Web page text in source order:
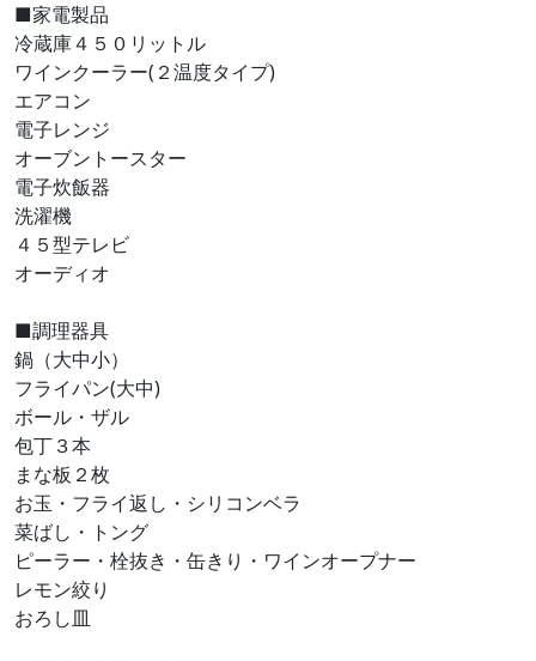
■家電製品
冷蔵庫４５０リットル
ワインクーラー(２温度タイプ)
エアコン
電子レンジ
オーブントースター
電子炊飯器
洗濯機
４５型テレビ
オーディオ
■調理器具
鍋（大中小）
フライパン(大中)
ボール・ザル
包丁３本
まな板２枚
お玉・フライ返し・シリコンベラ
菜ばし・トング
ピーラー・栓抜き・缶きり・ワインオープナー
レモン絞り
おろし皿